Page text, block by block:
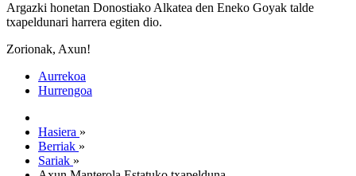
Argazki honetan Donostiako Alkatea den Eneko Goyak talde
txapeldunari harrera egiten dio.
Zorionak, Axun!
Aurrekoa
Hurrengoa
Hasiera »
Berriak »
Sariak »